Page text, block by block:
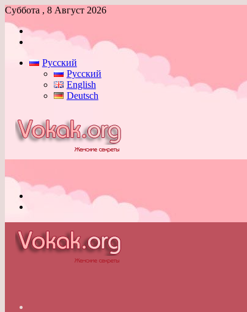
Суббота , 8 Август 2026
Войти
Русский
Русский
English
Deutsch